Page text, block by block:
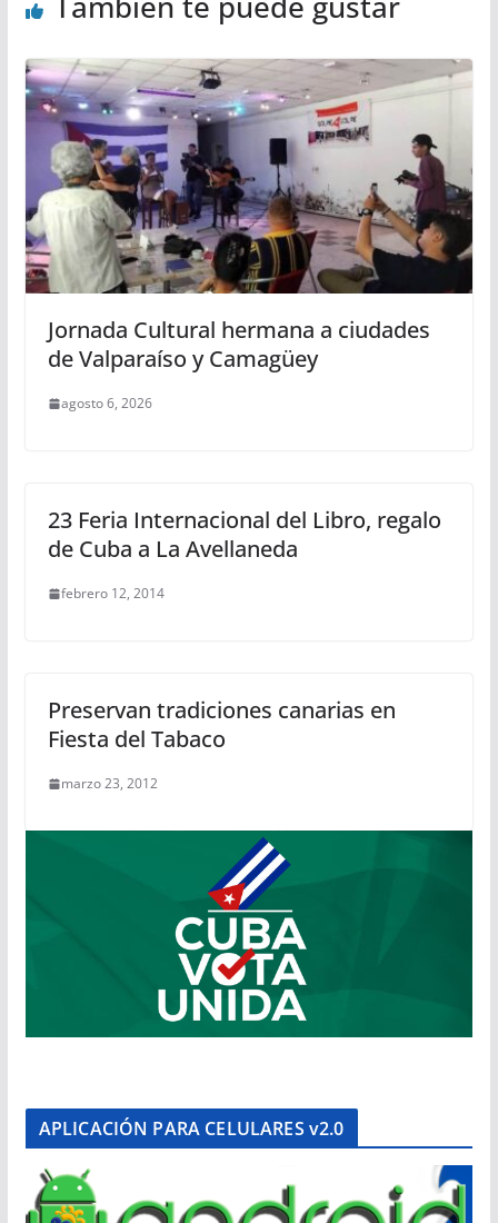
Jornada Cultural hermana a ciudades
de Valparaíso y Camagüey
agosto 6, 2026
23 Feria Internacional del Libro, regalo
de Cuba a La Avellaneda
febrero 12, 2014
Preservan tradiciones canarias en
Fiesta del Tabaco
marzo 23, 2012
APLICACIÓN PARA CELULARES v2.0